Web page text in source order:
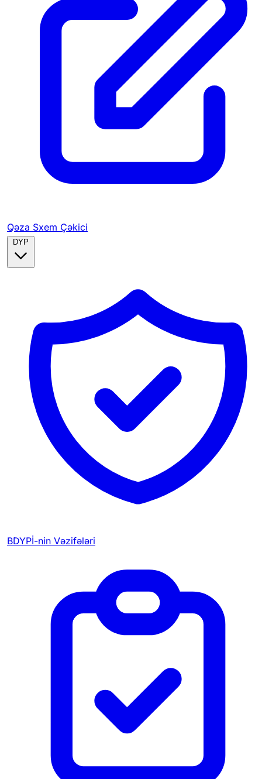
Qəza Sxem Çəkici
DYP
BDYPİ-nin Vəzifələri